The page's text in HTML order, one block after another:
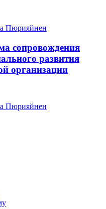
Пюрияйнен
сопровождения
развития
организации
Пюрияйнен